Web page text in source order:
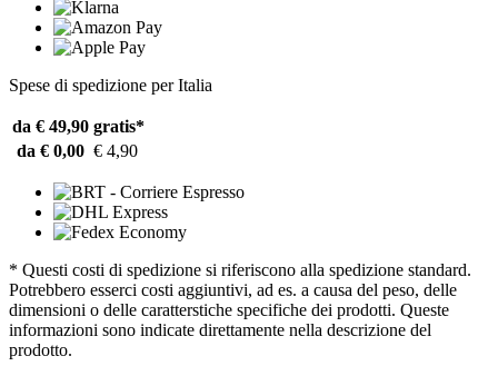
Spese di spedizione per Italia
da € 49,90 gratis*
da € 0,00 € 4,90
* Questi costi di spedizione si riferiscono alla spedizione standard.
Potrebbero esserci costi aggiuntivi, ad es. a causa del peso, delle
dimensioni o delle caratterstiche specifiche dei prodotti. Queste
informazioni sono indicate direttamente nella descrizione del
prodotto.